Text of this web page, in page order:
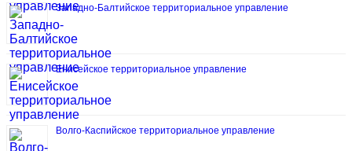
Западно-Балтийское территориальное управление
Енисейское территориальное управление
Волго-Каспийское территориальное управление